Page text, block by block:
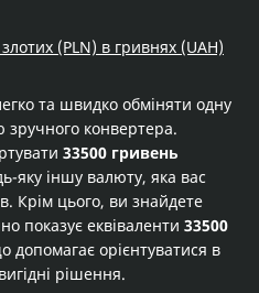
(PLN) в гривнях (UAH)
та швидко обміняти одну
конвертера.
33500 гривень
яку іншу валюту, яка вас
Крім цього, ви знайдете
показує еквіваленти 33500
допомагає орієнтуватися в
рішення.